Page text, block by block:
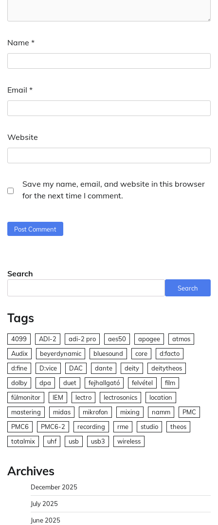
Name *
Email *
Website
Save my name, email, and website in this browser
for the next time I comment.
Search
Search
Tags
4099 ADI-2 adi-2 pro aes50 apogee
atmos
Audix
beyerdynamic bluesound core
d:facto
d:fine
D:vice DAC dante deity
deitytheos
dolby
dpa duet fejhallgató felvétel
film
fülmonitor
IEM lectro lectrosonics
location
mastering
midas mikrofon mixing namm
PMC
PMC6
PMC6-2 recording rme studio
theos
totalmix
uhf usb usb3 wireless
Archives
December 2025
July 2025
June 2025